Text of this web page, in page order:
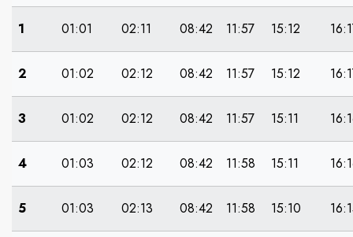
1 01:01 02:11 08:42 11:57 15:12
2 01:02 02:12 08:42 11:57 15:12
3 01:02 02:12 08:42 11:57 15:11
4 01:03 02:12 08:42 11:58 15:11
5 01:03 02:13 08:42 11:58 15:10